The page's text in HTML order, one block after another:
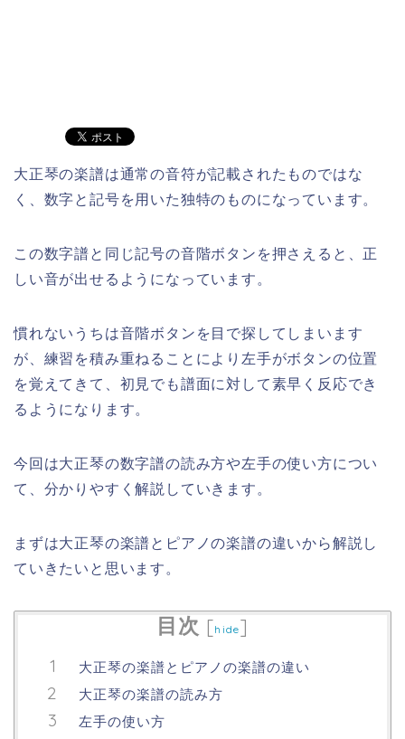
大正琴の楽譜は通常の音符が記載されたものではな
く、数字と記号を用いた独特のものになっています。
この数字譜と同じ記号の音階ボタンを押さえると、正
しい音が出せるようになっています。
慣れないうちは音階ボタンを目で探してしまいます
が、練習を積み重ねることにより左手がボタンの位置
を覚えてきて、初見でも譜面に対して素早く反応でき
るようになります。
今回は大正琴の数字譜の読み方や左手の使い方につい
て、分かりやすく解説していきます。
まずは大正琴の楽譜とピアノの楽譜の違いから解説し
ていきたいと思います。
目次 [hide]
大正琴の楽譜とピアノの楽譜の違い
大正琴の楽譜の読み方
左手の使い方